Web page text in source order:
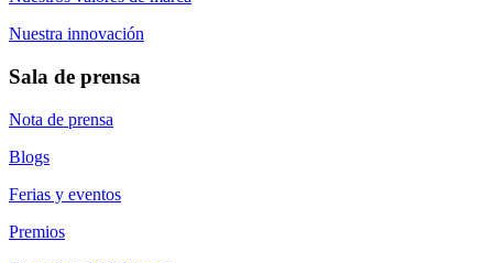
Nuestra innovación
Sala de prensa
Nota de prensa
Blogs
Ferias y eventos
Premios